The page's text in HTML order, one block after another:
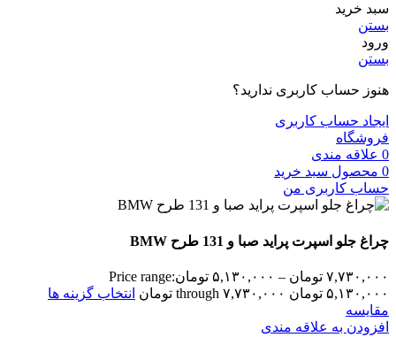
سبد خرید
بستن
ورود
بستن
هنوز حساب کاربری ندارید؟
ایجاد حساب کاربری
فروشگاه
0 علاقه مندی
0 محصول سبد خرید
حساب کاربری من
چراغ جلو اسپرت پراید صبا و 131 طرح BMW
۷,۷۳۰,۰۰۰ تومان – ۵,۱۳۰,۰۰۰ تومانPrice range:
۵,۱۳۰,۰۰۰ تومان through ۷,۷۳۰,۰۰۰ تومان
انتخاب گزینه ها
مقایسه
افزودن به علاقه مندی